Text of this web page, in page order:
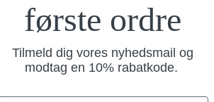
Bliv forhandler
Gå til B2B shop
Assetbank
Facebook
Instagram
første ordre
Tilmeld dig vores nyhedsmail og
modtag en 10% rabatkode.